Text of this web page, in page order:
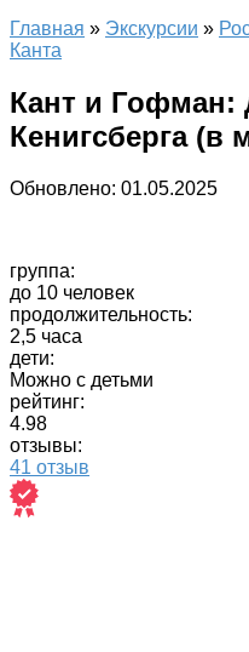
Главная » Экскурсии »
Канта
Кант и Гофман:
Кенигсберга (в
Обновлено: 01.05.2025
группа:
до 10 человек
продолжительность:
2,5 часа
дети:
Можно с детьми
рейтинг:
4.98
отзывы:
41 отзыв